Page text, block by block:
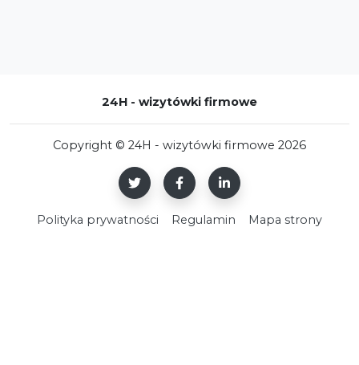
24H - wizytówki firmowe
Copyright © 24H - wizytówki firmowe 2026
Polityka prywatności Regulamin Mapa strony